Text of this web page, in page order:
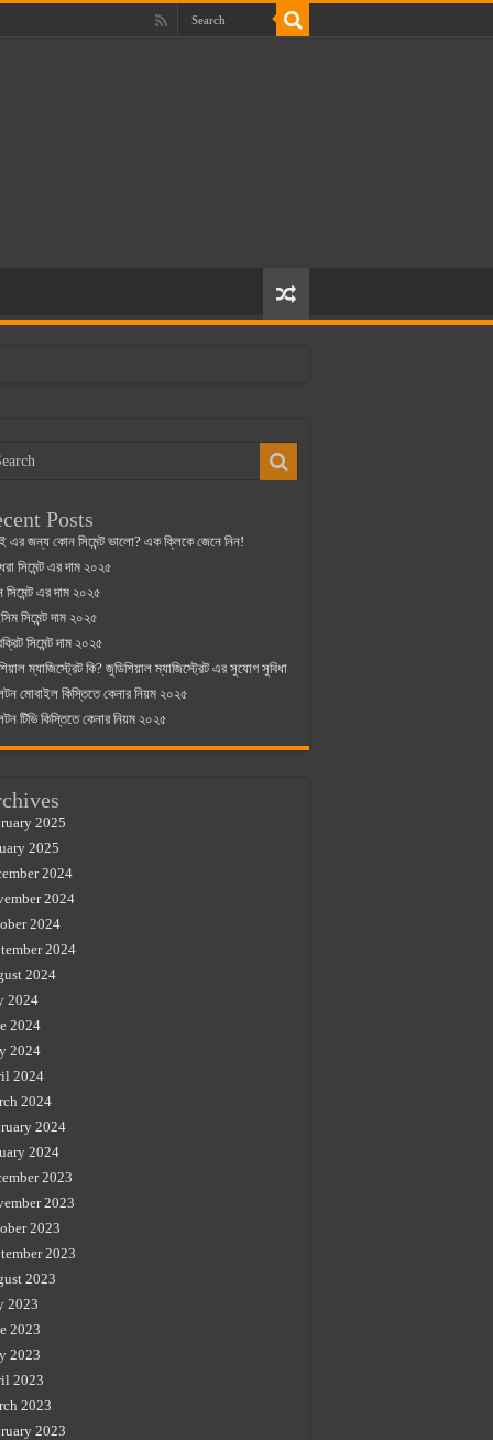
Posts
এর জন্য কোন সিমেন্ট ভালো? এক ক্লিকে জেনে নিন!
সিমেন্ট এর দাম ২০২৫
সিমেন্ট এর দাম ২০২৫
সিমেন্ট দাম ২০২৫
সিমেন্ট দাম ২০২৫
ম্যাজিস্ট্রেট কি? জুডিশিয়াল ম্যাজিস্ট্রেট এর সুযোগ সুবিধা
মোবাইল কিস্তিতে কেনার নিয়ম ২০২৫
টিভি কিস্তিতে কেনার নিয়ম ২০২৫
2025
2025
2024
2024
2024
2024
2024
2024
2024
2024
2024
2024
2024
2024
2023
2023
2023
2023
2023
2023
2023
2023
2023
2023
2023